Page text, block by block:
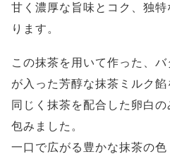
甘く濃厚な旨味とコク、独
ります。
この抹茶を用いて作った、
が入った芳醇な抹茶ミルク餡
同じく抹茶を配合した卵白
包みました。
一口で広がる豊かな抹茶の